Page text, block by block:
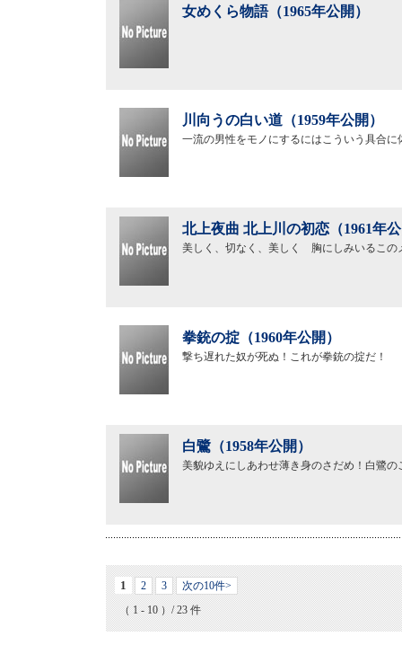
女めくら物語（1965年公開）
川向うの白い道（1959年公開）
一流の男性をモノにするにはこういう具合
北上夜曲 北上川の初恋（1961年
美しく、切なく、美しく 胸にしみいるこ
拳銃の掟（1960年公開）
撃ち遅れた奴が死ぬ！これが拳銃の掟だ！
白鷺（1958年公開）
美貌ゆえにしあわせ薄き身のさだめ！白鷺
1 2 3
次の10件>
（ 1 - 10 ）/ 23 件